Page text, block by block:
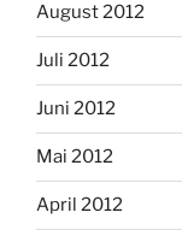
August 2012
Juli 2012
Juni 2012
Mai 2012
April 2012